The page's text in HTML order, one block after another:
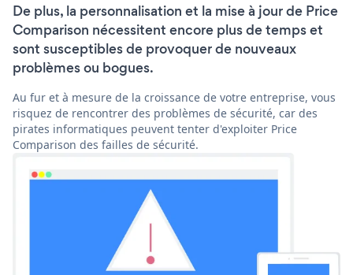
De plus, la personnalisation et la mise à jour de Price
Comparison nécessitent encore plus de temps et
sont susceptibles de provoquer de nouveaux
problèmes ou bogues.
Au fur et à mesure de la croissance de votre entreprise, vous
risquez de rencontrer des problèmes de sécurité, car des
pirates informatiques peuvent tenter d'exploiter Price
Comparison des failles de sécurité.